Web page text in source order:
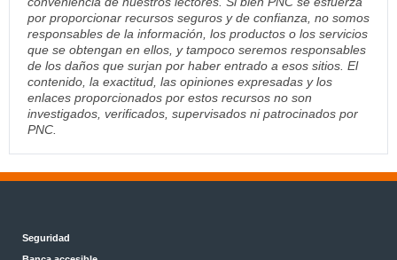
por proporcionar recursos seguros y de confianza, no somos
responsables de la información, los productos o los servicios
que se obtengan en ellos, y tampoco seremos responsables
de los daños que surjan por haber entrado a esos sitios. El
contenido, la exactitud, las opiniones expresadas y los
enlaces proporcionados por estos recursos no son
investigados, verificados, supervisados ni patrocinados por
PNC.
Seguridad